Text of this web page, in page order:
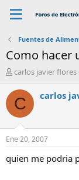
Fuentes de
Como hacer
A
t
o
r
carlos javier flores
C carlos
Ene 20, 2007
quien me podria